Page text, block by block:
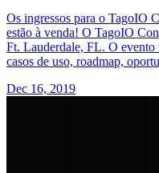
Os ingressos para o TagoIO
estão à venda! O TagoIO
Ft. Lauderdale, FL. O evento
casos de uso, roadmap,
Dec 16, 2019